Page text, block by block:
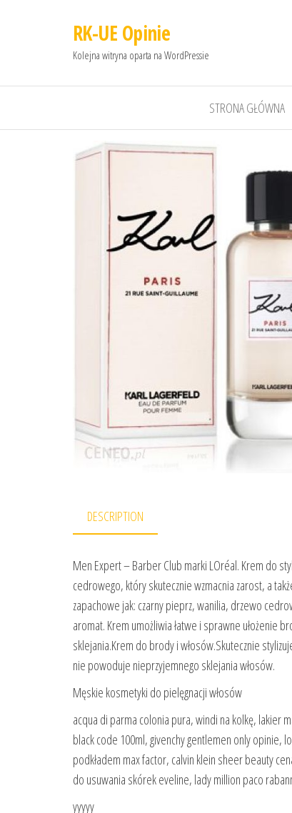
RK-UE Opinie
Kolejna witryna oparta na WordPressie
STRONA GŁÓWNA
DESCRIPTION
Men Expert – Barber Club marki LOréal. Krem do
cedrowego, który skutecznie wzmacnia zarost, a
zapachowe jak: czarny pieprz, wanilia, drzewo
aromat. Krem umożliwia łatwe i sprawne ułożenie
sklejania.Krem do brody i włosów.Skutecznie
nie powoduje nieprzyjemnego sklejania włosów.
Męskie kosmetyki do pielęgnacji włosów
acqua di parma colonia pura, windi na kolkę, lakier
black code 100ml, givenchy gentlemen only opinie,
podkładem max factor, calvin klein sheer beauty
do usuwania skórek eveline, lady million paco
yyyyy